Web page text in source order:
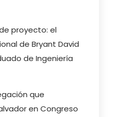
proyecto: el
de Bryant David
de Ingeniería
que
en Congreso